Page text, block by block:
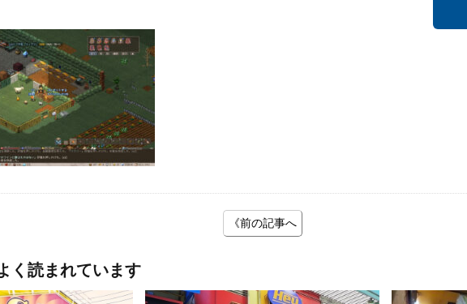
《前の記事へ
く読まれています